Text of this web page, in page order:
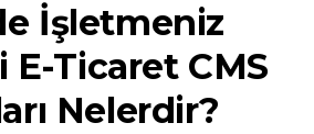
İşletmeniz
E-Ticaret CMS
Nelerdir?